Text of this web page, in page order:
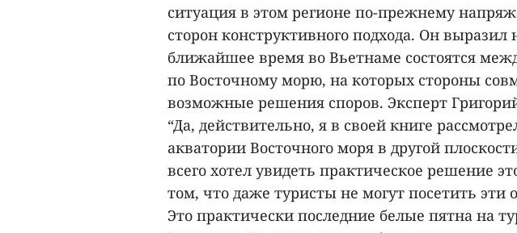
ситуация в этом регионе по-прежнему
сторон конструктивного подхода. Он выразил
ближайшее время во Вьетнаме состоятся
по Восточному морю, на которых стороны
возможные решения споров. Эксперт
“Да, действительно, я в своей книге
акватории Восточного моря в другой
всего хотел увидеть практическое решение
том, что даже туристы не могут посетить эти
Это практически последние белые пятна на